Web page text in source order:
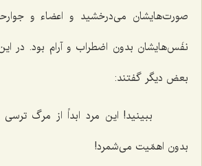
صورت‌هایشان می‌درخشید و اعضاء و
نفَس‌هایشان بدون اضطراب و آرام بود. در
بعض دیگر گفتند:
ببینید! این مرد ابداً از مرگ ترسی
بدون اهمّیت می‌شمرد!